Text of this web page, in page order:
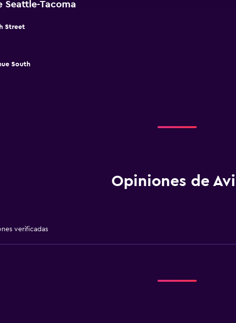
Seattle-Tacoma
Street
South
Opiniones de
verificadas